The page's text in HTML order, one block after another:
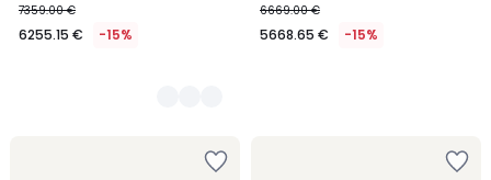
7359.00 €
6255.15 € -15%
6669.00 €
5668.65 € -15%